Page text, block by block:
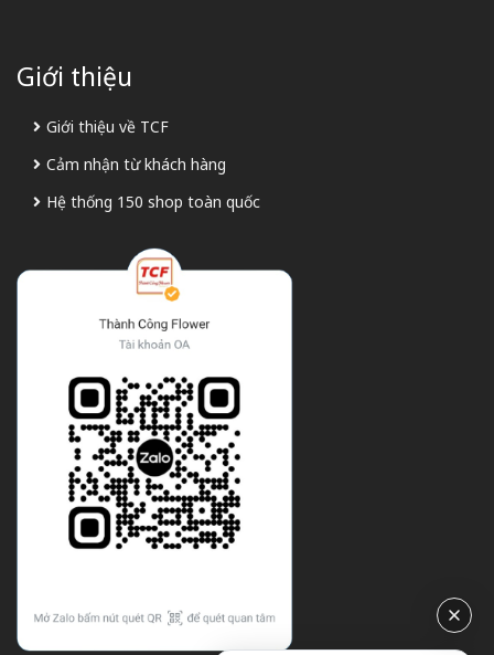
Giới thiệu
Giới thiệu về TCF
Cảm nhận từ khách hàng
Hệ thống 150 shop toàn quốc